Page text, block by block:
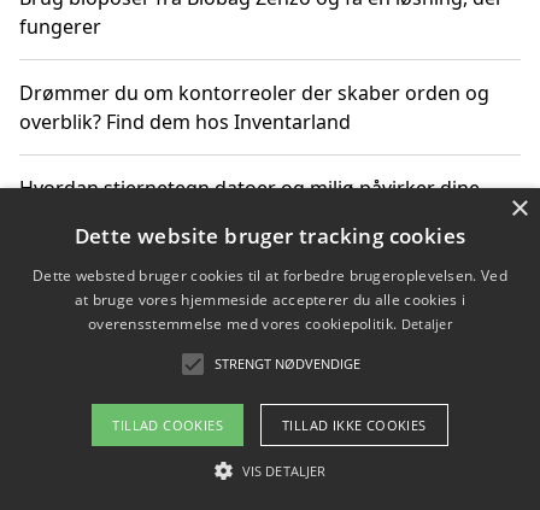
fungerer
Drømmer du om kontorreoler der skaber orden og
overblik? Find dem hos Inventarland
Hvordan stjernetegn datoer og miljø påvirker dine
Bæredygtige gadgets til en grønnere hverdag
Om / kontakt
Blog Betingelser
×
Dette website bruger tracking cookies
Dette websted bruger cookies til at forbedre brugeroplevelsen. Ved
at bruge vores hjemmeside accepterer du alle cookies i
overensstemmelse med vores cookiepolitik. Detaljer
STRENGT NØDVENDIGE
TILLAD COOKIES TILLAD IKKE COOKIES
VIS DETALJER